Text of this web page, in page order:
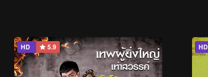
HD 5.9 HD